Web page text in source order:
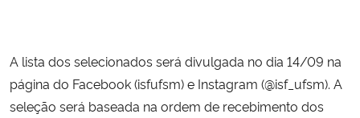
A lista dos selecionados será divulgada no dia 14/09 na
página do Facebook (isfufsm) e Instagram (@isf_ufsm). A
seleção será baseada na ordem de recebimento dos